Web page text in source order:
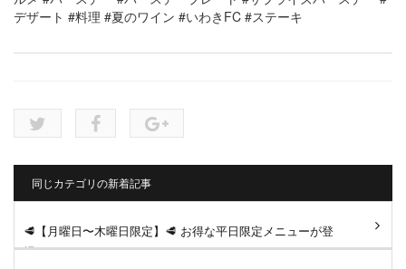
デザート #料理 #夏のワイン #いわきFC #ステーキ
同じカテゴリの新着記事
🥩【月曜日〜木曜日限定】🥩 お得な平日限定メニューが登
場！ ジューシーなサーロイン...